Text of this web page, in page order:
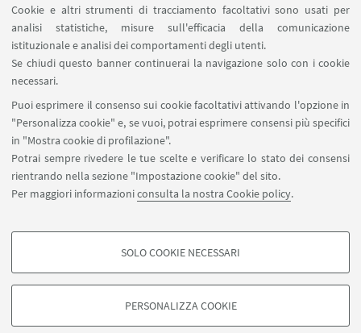
Cookie e altri strumenti di tracciamento facoltativi sono usati per
analisi statistiche, misure sull'efficacia della comunicazione
istituzionale e analisi dei comportamenti degli utenti.
Se chiudi questo banner continuerai la navigazione solo con i cookie
necessari.
Puoi esprimere il consenso sui cookie facoltativi attivando l'opzione in
"Personalizza cookie" e, se vuoi, potrai esprimere consensi più specifici
in "Mostra cookie di profilazione".
Potrai sempre rivedere le tue scelte e verificare lo stato dei consensi
rientrando nella sezione "Impostazione cookie" del sito.
Per maggiori informazioniconsulta la nostra Cookie policy.
COOKIE DI PROFILAZIONE - FACOLTATIVI
degli utenti, creare profili in base al loro comportamento sul sito, per analisi
di marketing.
SOLO COOKIE NECESSARI
PERSONALIZZA COOKIE
Margherita Borsoi,
Sasha Ricci Rovatti e
Chiara Mugelli.
Piazza San Giovanni in Monte, 2 – 40124, Bologna, Italia
disci.memorylab@unibo.it